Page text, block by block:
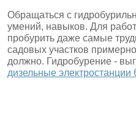
Обращаться с
умений, навыков. Для
пробурить даже самые
садовых участков
должно. Гидробурение -
дизельные электростанции